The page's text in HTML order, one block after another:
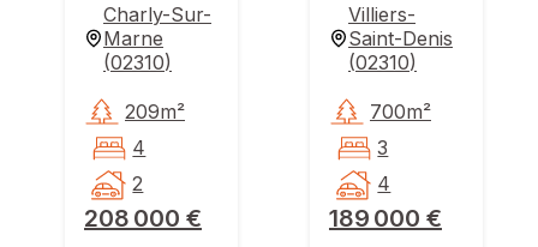
Charly-Sur-
Marne
(02310)
208 000 €
209m²
4
2
Villiers-
Saint-Denis
(02310)
189 000 €
700m²
3
4